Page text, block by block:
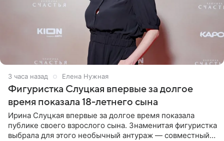
3 часа назад Елена Нужная
Фигуристка Слуцкая впервые за долгое
время показала 18-летнего сына
Ирина Слуцкая впервые за долгое время показала
публике своего взрослого сына. Знаменитая фигуристка
выбрала для этого необычный антураж — совместный